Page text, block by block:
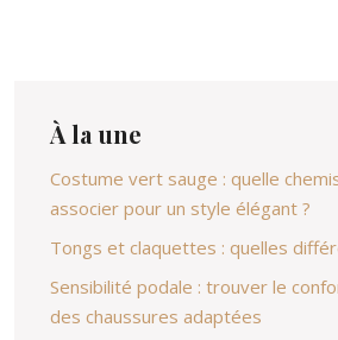
À la une
Costume vert sauge : quelle
associer pour un style élégant ?
Tongs et claquettes : quelles
Sensibilité podale : trouver le
des chaussures adaptées